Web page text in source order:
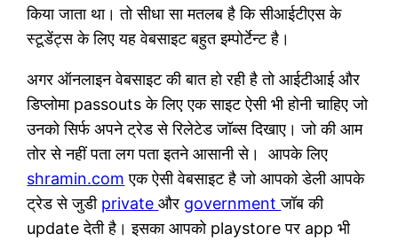
किया जाता था। तो सीधा सा मतलब है कि सीआईटीएस के
स्टूडेंट्स के लिए यह वेबसाइट बहुत इम्पोर्टेन्ट है।
अगर ऑनलाइन वेबसाइट की बात हो रही है तो आईटीआई और
डिप्लोमा passouts के लिए एक साइट ऐसी भी होनी चाहिए जो
उनको सिर्फ अपने ट्रेड से रिलेटेड जॉब्स दिखाए। जो की आम
तोर से नहीं पता लग पता इतने आसानी से। आपके लिए
shramin.com एक ऐसी वेबसाइट है जो आपको डेली आपके
ट्रेड से जुडी privateऔर governmentजॉब की
update देती है। इसका आपको playstore पर app भी